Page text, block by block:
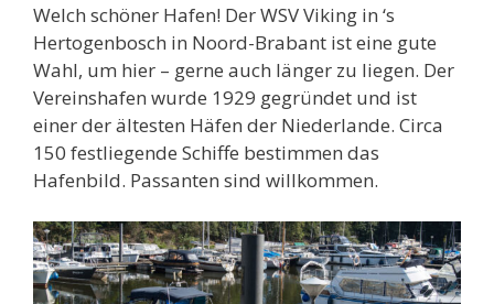
Welch schöner Hafen! Der WSV Viking in ‘s
Hertogenbosch in Noord-Brabant ist eine gute
Wahl, um hier – gerne auch länger zu liegen. Der
Vereinshafen wurde 1929 gegründet und ist
einer der ältesten Häfen der Niederlande. Circa
150 festliegende Schiffe bestimmen das
Hafenbild. Passanten sind willkommen.